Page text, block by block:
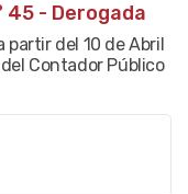
45 - Derogada
partir del 10 de Abril
Contador Público